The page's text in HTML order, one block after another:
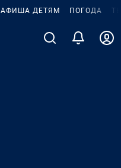
АФИША ДЕТЯМ ПОГОДА